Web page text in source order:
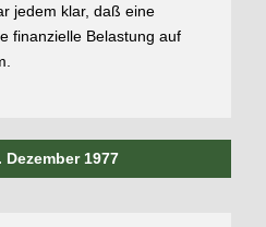
jedem klar, daß eine
finanzielle Belastung auf
Dezember 1977